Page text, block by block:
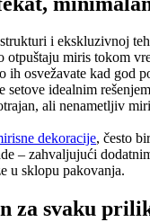
i ekskluzivnoj
otpuštaju miris tokom
ih osvežavate kad god
setove idealnim
ali nenametljiv
dekoracije, često
– zahvaljujući
u sklopu pakovanja.
za svaku